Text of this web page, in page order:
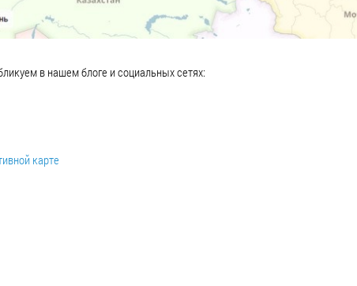
в нашем блоге и социальных сетях:
карте